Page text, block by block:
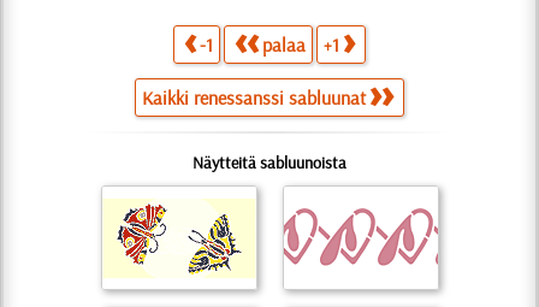
-1 palaa +1
Kaikki renessanssi sabluunat
Näytteitä sabluunoista